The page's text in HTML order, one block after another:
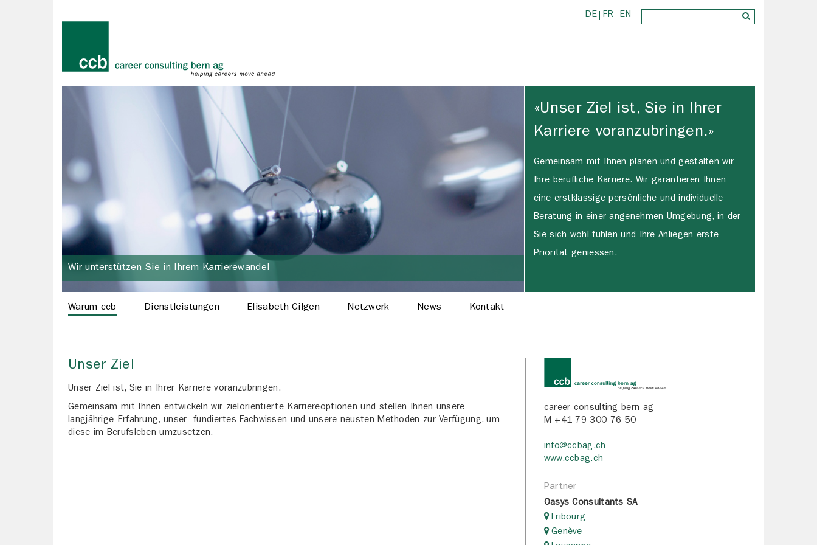
DE FR EN
Wir unterstützen Sie in Ihrem Karrierewandel
«Unser Ziel ist, Sie in Ihrer
Karriere voranzubringen.»
Gemeinsam mit Ihnen planen und gestalten wir
Ihre berufliche Karriere. Wir garantieren Ihnen
eine erstklassige persönliche und individuelle
Beratung in einer angenehmen Umgebung, in der
Sie sich wohl fühlen und Ihre Anliegen erste
Priorität geniessen.
Warum ccb Dienstleistungen Elisabeth Gilgen Netzwerk News Kontakt
Unser Ziel
Unser Ziel ist, Sie in Ihrer Karriere voranzubringen.
Gemeinsam mit Ihnen entwickeln wir zielorientierte Karriereoptionen und stellen Ihnen unsere
langjährige Erfahrung, unser fundiertes Fachwissen und unsere neusten Methoden zur Verfügung, um
diese im Berufsleben umzusetzen.
career consulting bern ag
M +41 79 300 76 50
info@ccbag.ch
www.ccbag.ch
Partner
Oasys Consultants SA
Fribourg
Genève